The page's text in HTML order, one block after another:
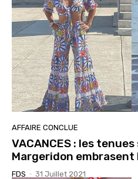
AFFAIRE CONCLUE
VACANCES : les
Margeridon embrasent
FDS - 31 Juillet 2021